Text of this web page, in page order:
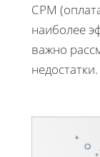
CPM
наиболее
важно
недостатки.